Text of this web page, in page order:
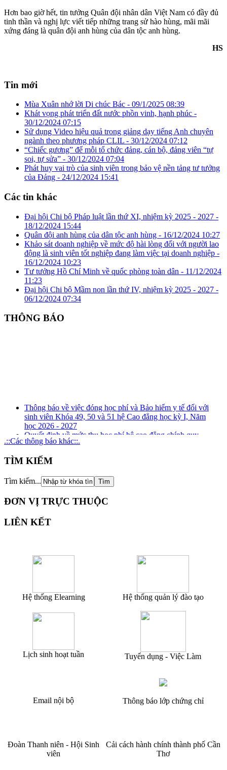
Hơn bao giờ hết, tin tưởng Quân đội nhân dân Việt Nam có đầy đủ
tinh thần và nghị lực viết tiếp những trang sử hào hùng, mãi mãi
xứng đáng là quân đội anh hùng của dân tộc anh hùng.
HS
Tin mới
Mùa Xuân nhớ lời Di chúc Bác - 09/1/2025 08:39
Khát vọng phát triển đất nước phồn vinh, hạnh phúc -
30/12/2024 07:15
Sử dụng Video hiệu quả trong giảng dạy tiếng Anh chuyên
ngành theo phương pháp CLIL - 30/12/2024 07:12
“Chiếc gương” để mỗi tổ chức đảng, cán bộ, đảng viên “tự
soi, tự sửa” - 30/12/2024 07:04
Phát huy vai trò của sinh viên trong bảo vệ nền tảng tư tưởng
của Đảng - 24/12/2024 15:41
Các tin khác
Đại hội Chi bộ Pháp luật lần thứ XI, nhiệm kỳ 2025 - 2027 -
18/12/2024 15:44
Quân đội anh hùng của dân tộc anh hùng - 16/12/2024 10:27
Khảo sát doanh nghiệp về mức độ hài lòng đối với người lao
động là sinh viên tốt nghiệp đang làm việc tại doanh nghiệp -
16/12/2024 10:23
Tư tưởng Hồ Chí Minh về quốc phòng toàn dân - 11/12/2024
11:23
Đại hội Chi bộ Mầm non lần thứ IV, nhiệm kỳ 2025 - 2027 -
06/12/2024 07:34
THÔNG BÁO
Thông báo về việc đóng học phí và Bảo hiểm y tế đối với
sinh viên Khóa 49, 50 và 51 hệ Cao đẳng học kỳ I, Năm
học 2026 - 2027
Quyết định về mức thu học phí hệ cao đẳng chính quy
(ngành đào tạo nghề) năm học 2026 - 2027
phòng, chống tham nhũng, tiêu cực năm 2026
Thông báo Kết quả xét thăng hạng chức danh nghề nghiệp
đối với giảng viên giáo dục nghề nghiệp từ hạng III lên
hạng II và tương đương
.::Các thông báo khác::.
TÌM KIẾM
Tìm kiếm...
ĐƠN VỊ TRỰC THUỘC
LIÊN KẾT
Hệ thống Elearning Hệ thống quản lý đào tạo
Lịch sinh hoạt tuần Tuyển dụng - Việc Làm
Email nội bộ Thông báo lớp chứng chỉ
Đoàn Thanh niên - Hội Sinh
viên
Cải cách hành chính thành phố Cần
Thơ